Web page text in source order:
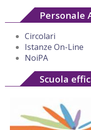
Personale
Circolari
Istanze On-Line
NoiPA
Scuola